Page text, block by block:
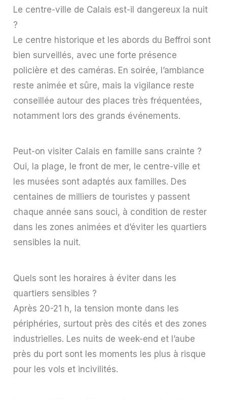
Le centre-ville de Calais est-il dangereux la nuit
?
Le centre historique et les abords du Beffroi sont
bien surveillés, avec une forte présence
policière et des caméras. En soirée, l’ambiance
reste animée et sûre, mais la vigilance reste
conseillée autour des places très fréquentées,
notamment lors des grands événements.
Peut-on visiter Calais en famille sans crainte ?
Oui, la plage, le front de mer, le centre-ville et
les musées sont adaptés aux familles. Des
centaines de milliers de touristes y passent
chaque année sans souci, à condition de rester
dans les zones animées et d’éviter les quartiers
sensibles la nuit.
Quels sont les horaires à éviter dans les
quartiers sensibles ?
Après 20-21 h, la tension monte dans les
périphéries, surtout près des cités et des zones
industrielles. Les nuits de week-end et l’aube
près du port sont les moments les plus à risque
pour les vols et incivilités.